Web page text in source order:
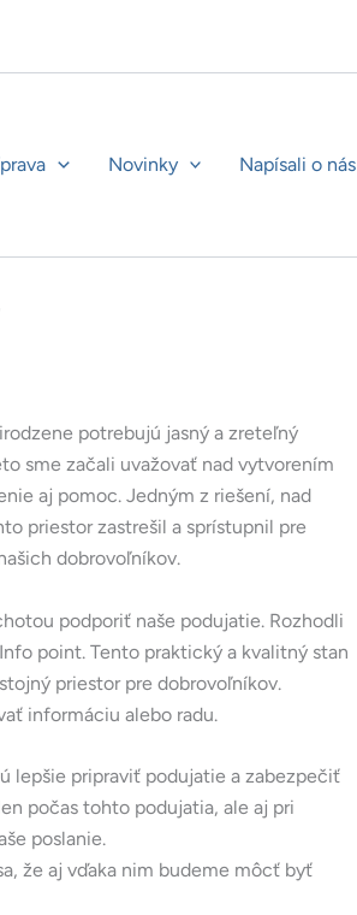
Novinky Napísali o nás
potrebujú jasný a zreteľný
sme začali uvažovať nad vytvorením
aj pomoc. Jedným z riešení, nad
priestor zastrešil a sprístupnil pre
dobrovoľníkov.
podporiť naše podujatie. Rozhodli
point. Tento praktický a kvalitný stan
priestor pre dobrovoľníkov.
informáciu alebo radu.
lepšie pripraviť podujatie a zabezpečiť
počas tohto podujatia, ale aj pri
poslanie.
že aj vďaka nim budeme môcť byť